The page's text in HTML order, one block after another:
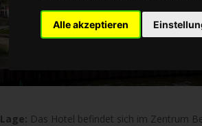
Alle akzeptieren
Lage: Das Hotel befindet sich im Zentrum